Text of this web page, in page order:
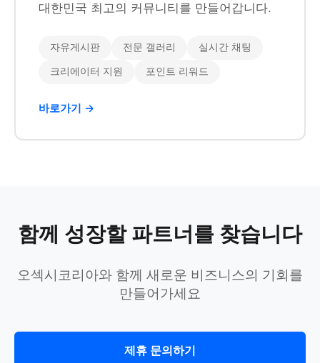
대한민국 최고의 커뮤니티를 만들어갑니다.
자유게시판 전문 갤러리 실시간 채팅
크리에이터 지원 포인트 리워드
바로가기 →
함께 성장할 파트너를 찾습니다
오섹시코리아와 함께 새로운 비즈니스의 기회를
만들어가세요
제휴 문의하기